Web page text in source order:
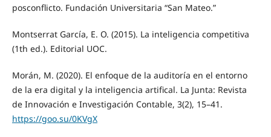
posconflicto. Fundación Universitaria “San Mateo.”
Montserrat García, E. O. (2015). La inteligencia competitiva
(1th ed.). Editorial UOC.
Morán, M. (2020). El enfoque de la auditoría en el entorno
de la era digital y la inteligencia artifical. La Junta: Revista
de Innovación e Investigación Contable, 3(2), 15–41.
https://goo.su/0KVgX